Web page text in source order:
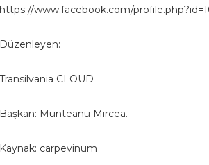
https://www.facebook.com/
Düzenleyen:
Transilvania CLOUD
Başkan: Munteanu Mircea.
Kaynak: carpevinum